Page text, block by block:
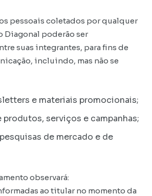
pessoais coletados por qualquer
Diagonal poderão ser
suas integrantes, para fins de
incluindo, mas não se
e materiais promocionais;
serviços e campanhas;
de mercado e de
observará:
ao titular no momento da